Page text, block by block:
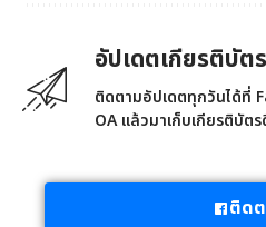
อัปเดตเกียรติบัต
ติดตามอัปเดตทุกวันได้ที่
OA แล้วมาเก็บเกียรติบัต
ติด